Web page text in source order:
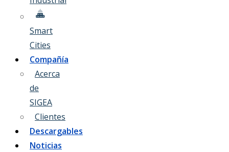
Smart
Cities
Compañía
Acerca
de
SIGEA
Clientes
Descargables
Noticias